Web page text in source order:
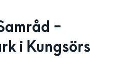
–
i Kungsörs